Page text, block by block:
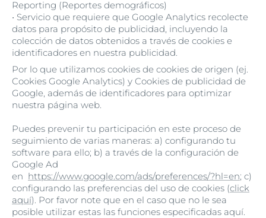
Reporting (Reportes demográficos)
• Servicio que requiere que Google Analytics recolecte
datos para propósito de publicidad, incluyendo la
colección de datos obtenidos a través de cookies e
identificadores en nuestra publicidad.
Por lo que utilizamos cookies de cookies de origen (ej.
Cookies Google Analytics) y Cookies de publicidad de
Google, además de identificadores para optimizar
nuestra página web.
Puedes prevenir tu participación en este proceso de
seguimiento de varias maneras: a) configurando tu
software para ello; b) a través de la configuración de
Google Ad
en https://www.google.com/ads/preferences/?hl=en; c)
configurando las preferencias del uso de cookies (click
aquí). Por favor note que en el caso que no le sea
posible utilizar estas las funciones especificadas aquí.